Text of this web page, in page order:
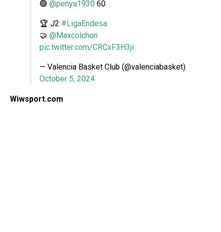
🟢 @penya1930 60
🏆 J2 #LigaEndesa
🤝 @Maxcolchon
pic.twitter.com/CRCxF3H3ji
— Valencia Basket Club (@valenciabasket)
October 5, 2024
Wiwsport.com